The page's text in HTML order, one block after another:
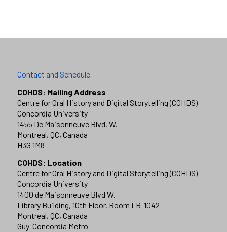
Contact and Schedule
COHDS: Mailing Address
Centre for Oral History and Digital Storytelling (COHDS)
Concordia University
1455 De Maisonneuve Blvd. W.
Montreal, QC, Canada
H3G 1M8
COHDS: Location
Centre for Oral History and Digital Storytelling (COHDS)
Concordia University
1400 de Maisonneuve Blvd W.
Library Building, 10th Floor, Room LB-1042
Montreal, QC, Canada
Guy-Concordia Metro